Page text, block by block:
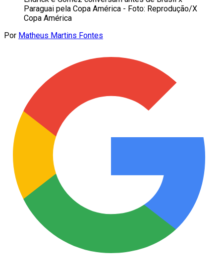
Paraguai pela Copa América - Foto: Reprodução/X
Copa América
Por Matheus Martins Fontes